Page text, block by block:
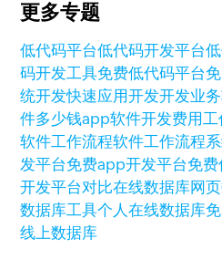
更多专题
低代码平台低代码开发平台
码开发工具免费低代码平台
统开发快速应用开发开发业
件多少钱app软件开发费用工
软件工作流程软件工作流程
发平台免费app开发平台免
开发平台对比在线数据库网
数据库工具个人在线数据库
线上数据库